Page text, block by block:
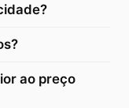
ao preço